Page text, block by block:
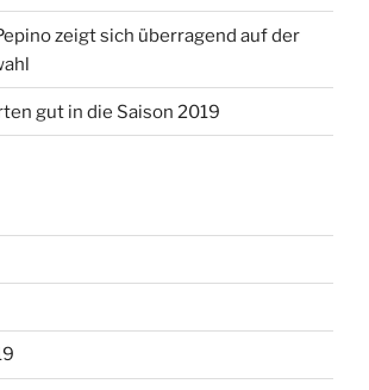
zeigt sich überragend auf der
gut in die Saison 2019